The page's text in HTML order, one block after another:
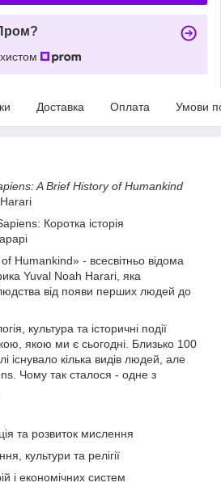
Доставка Оплата Умови
A Brief History of Humankind
Коротка історія
Humankind» - всесвітньо відома
Yuval Noah Harari, яка
від появи перших людей до
культура та історичні події
якою ми є сьогодні. Близько 100
існувало кілька видів людей, але
Чому так сталося - одне з
та розвиток мислення
культури та релігії
і економічних систем